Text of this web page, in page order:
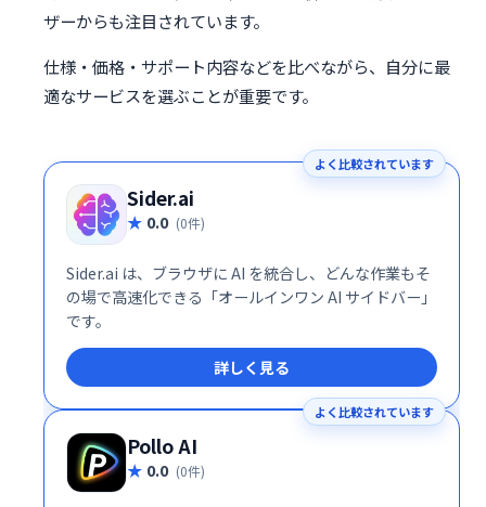
ザーからも注目されています。
仕様・価格・サポート内容などを比べながら、自分に最
適なサービスを選ぶことが重要です。
よく比較されています
Sider.ai
0.0 (0件)
Sider.ai は、ブラウザに AI を統合し、どんな作業もそ
の場で高速化できる「オールインワン AI サイドバー」
です。
詳しく見る
よく比較されています
Pollo AI
0.0 (0件)